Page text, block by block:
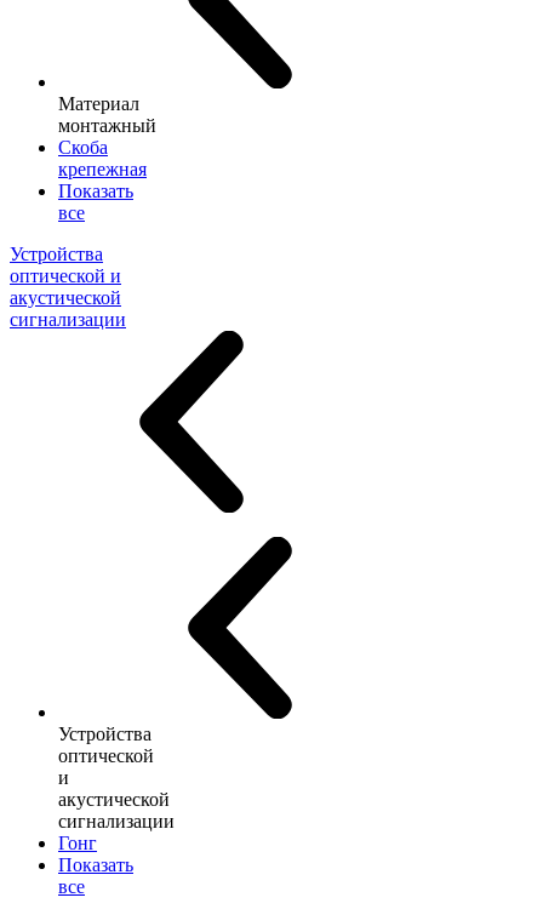
Материал
монтажный
Скоба
крепежная
Показать
все
Устройства
оптической и
акустической
сигнализации
Устройства
оптической
и
акустической
сигнализации
Гонг
Показать
все